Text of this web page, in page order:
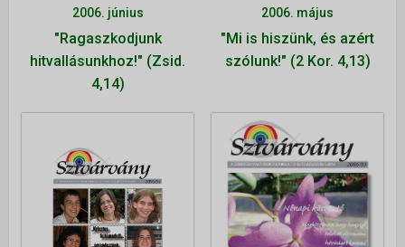
2006. június
"Ragaszkodjunk
hitvallásunkhoz!" (Zsid.
4,14)
2006. május
"Mi is hiszünk, és azért
szólunk!" (2 Kor. 4,13)